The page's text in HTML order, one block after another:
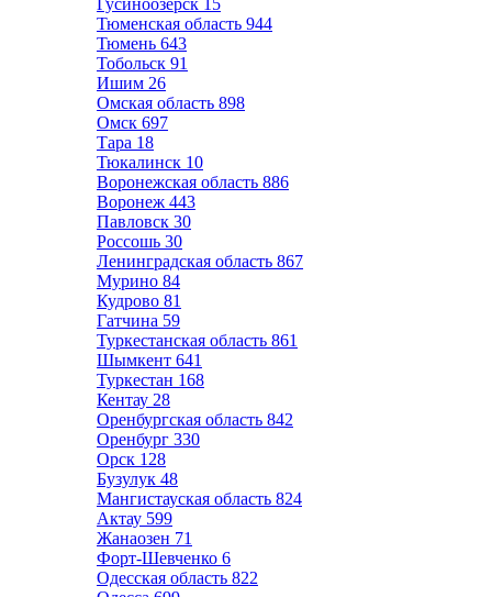
Гусиноозерск 15
Тюменская область 944
Тюмень 643
Тобольск 91
Ишим 26
Омская область 898
Омск 697
Тара 18
Тюкалинск 10
Воронежская область 886
Воронеж 443
Павловск 30
Россошь 30
Ленинградская область 867
Мурино 84
Кудрово 81
Гатчина 59
Туркестанская область 861
Шымкент 641
Туркестан 168
Кентау 28
Оренбургская область 842
Оренбург 330
Орск 128
Бузулук 48
Мангистауская область 824
Актау 599
Жанаозен 71
Форт-Шевченко 6
Одесская область 822